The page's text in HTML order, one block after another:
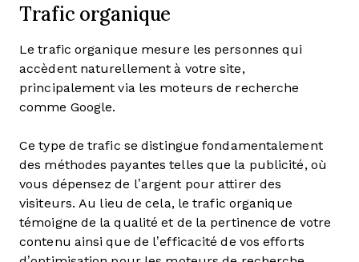
Trafic organique
Le trafic organique mesure les personnes qui
accèdent naturellement à votre site,
principalement via les moteurs de recherche
comme Google.
Ce type de trafic se distingue fondamentalement
des méthodes payantes telles que la publicité, où
vous dépensez de l’argent pour attirer des
visiteurs. Au lieu de cela, le trafic organique
témoigne de la qualité et de la pertinence de votre
contenu ainsi que de l’efficacité de vos efforts